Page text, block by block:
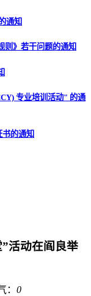
通知
则》若干问题的通知
专业培训活动" 的通
的通知
活动在阎良举
： 0